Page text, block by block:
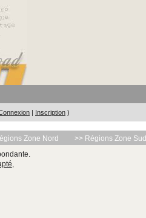
| Inscription )
Zone Nord
>> Régions Zone Sud
,